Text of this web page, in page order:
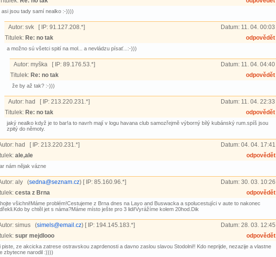
asi jsou tady samí nealko :-))))
Autor: svk [ IP: 91.127.208.*] Datum: 11. 04. 00:03
Titulek: Re: no tak odpovědět
a možno sú všetci spití na mol... a nevládzu písať...:-)))
Autor: myška [ IP: 89.176.53.*] Datum: 11. 04. 04:40
Titulek: Re: no tak odpovědět
že by až tak? :-)))
Autor: had [ IP: 213.220.231.*] Datum: 11. 04. 22:33
Titulek: Re: no tak odpovědět
jaký nealko když je to bar!a to navrh mají v logu havana club samozřejmě výborný bílý kubánský rum.spíš jsou
zpitý do němoty.
had [ IP: 213.220.231.*] Datum: 04. 04. 17:41
ale,ale odpovědět
nám nějak vázne
aly (sedna@seznam.cz) [ IP: 85.160.96.*] Datum: 30. 03. 10:26
cesta z Brna odpovědět
všichni!Máme problém!Cestujeme z Brna dnes na Layo and Buswacka a spolucestujíci v aute to nakonec
by chtěl jet s náma?Máme místo ješte pro 3 lidi!Vyrážíme kolem 20hod.Dik
simus (simels@email.cz) [ IP: 194.145.183.*] Datum: 28. 03. 12:45
supr mejdlooo odpovědět
piste, ze akcicka zatrese ostravskou zaprdenosti a davno zaslou slavou Stodolni!! Kdo neprijde, nezazije a vlastne
zbytecne narodil :))))